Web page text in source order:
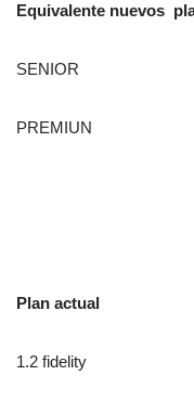
Equivalente nuevos
SENIOR
PREMIUN
Plan actual
1.2 fidelity